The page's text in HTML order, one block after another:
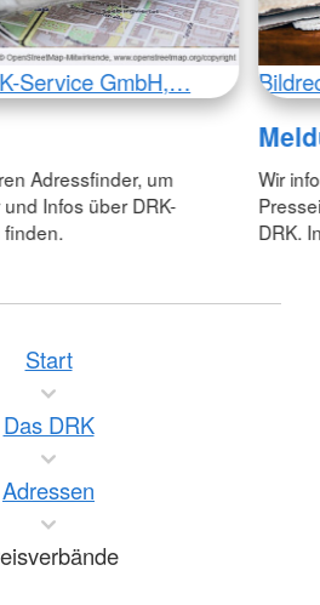
Service GmbH,…
Adressfinder, um
Infos über DRK-
finden.
Wir
DRK.
Start
Das DRK
Adressen